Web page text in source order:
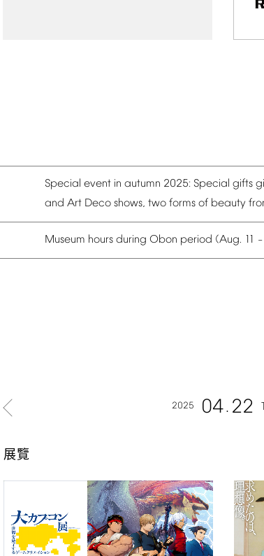
Special event in autumn 2025: Special gifts
and Art Deco shows, two forms of beauty
Museum hours during Obon period (Aug. 11
2025 04 22
展覽